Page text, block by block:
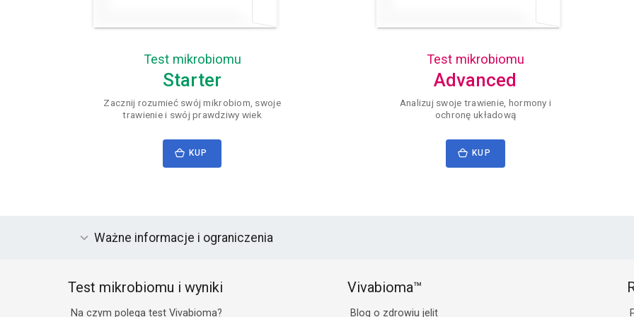
Test mikrobiomu
Starter
Zacznij rozumieć swój mikrobiom, swoje
trawienie i swój prawdziwy wiek
KUP
Test mikrobiomu
Advanced
Analizuj swoje trawienie, hormony i
ochronę układową
KUP
Ważne informacje i ograniczenia
Test mikrobiomu i wyniki
Na czym polega test Vivabioma?
Vivabioma™
Blog o zdrowiu jelit